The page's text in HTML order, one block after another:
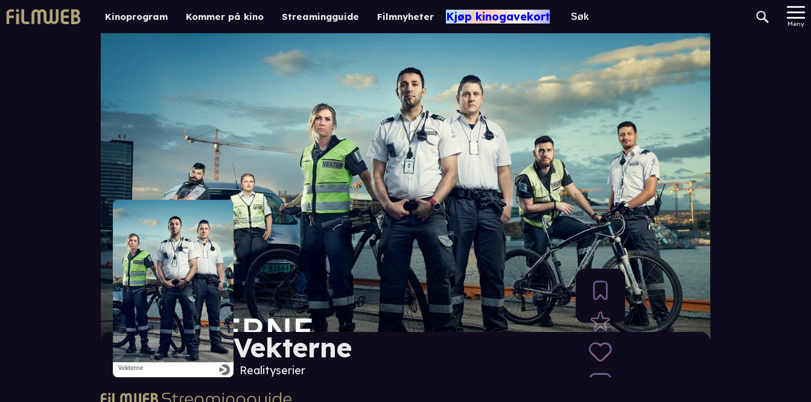
Kinoprogram Kommer på kino Streamingguide Filmnyheter Kjøp kinogavekort
Meny
Vekterne
Realityserier